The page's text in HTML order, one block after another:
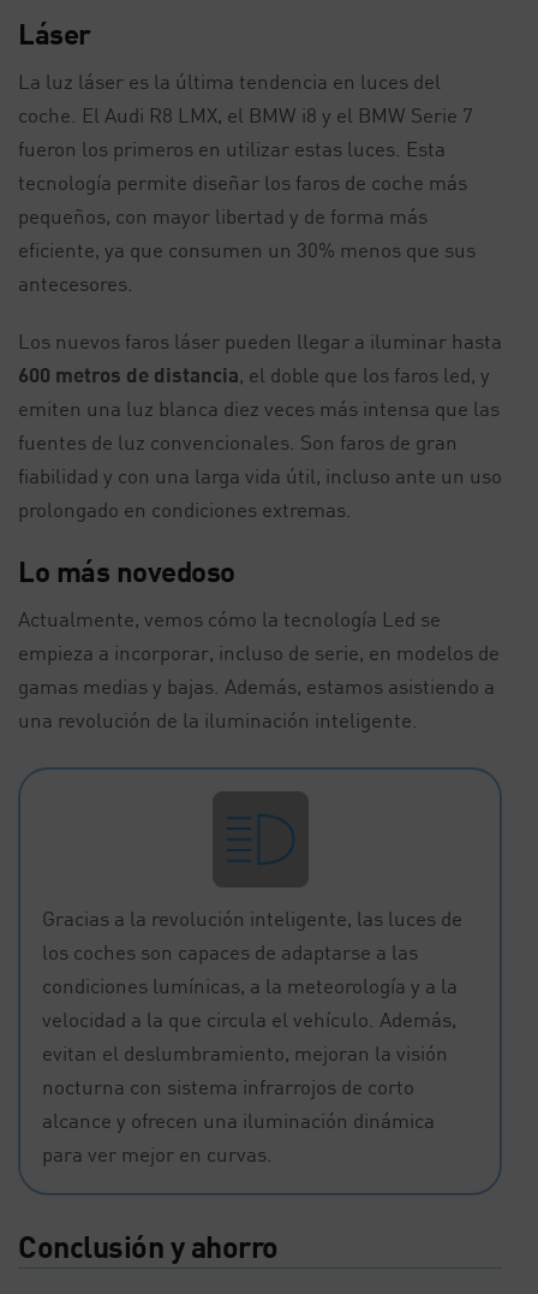
Láser
La luz láser es la última tendencia en luces del
coche. El Audi R8 LMX, el BMW i8 y el BMW Serie 7
fueron los primeros en utilizar estas luces. Esta
tecnología permite diseñar los faros de coche más
pequeños, con mayor libertad y de forma más
eficiente, ya que consumen un 30% menos que sus
antecesores.
Los nuevos faros láser pueden llegar a iluminar hasta
600 metros de distancia, el doble que los faros led, y
emiten una luz blanca diez veces más intensa que las
fuentes de luz convencionales. Son faros de gran
fiabilidad y con una larga vida útil, incluso ante un uso
prolongado en condiciones extremas.
Lo más novedoso
Actualmente, vemos cómo la tecnología Led se
empieza a incorporar, incluso de serie, en modelos de
gamas medias y bajas. Además, estamos asistiendo a
una revolución de la iluminación inteligente.
Gracias a la revolución inteligente, las luces de
los coches son capaces de adaptarse a las
condiciones lumínicas, a la meteorología y a la
velocidad a la que circula el vehículo. Además,
evitan el deslumbramiento, mejoran la visión
nocturna con sistema infrarrojos de corto
alcance y ofrecen una iluminación dinámica
para ver mejor en curvas.
Conclusión y ahorro